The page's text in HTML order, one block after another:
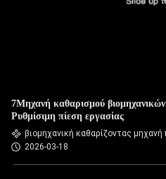
7Μηχανή καθαρισμού
Ρυθμίσιμη πίεση εργασίας
βιομηχανική καθαρίζοντας
2026-03-18